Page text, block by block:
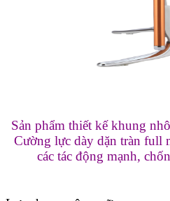
Sản phẩm thiết kế khung
Cường lực dày dặn tràn full
các tác động mạnh,